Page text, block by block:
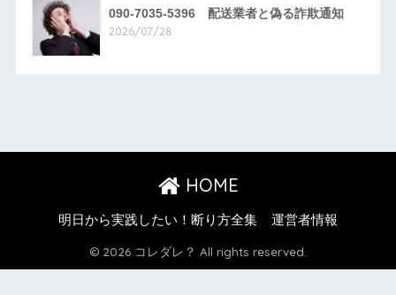
090-7035-5396 配送業者と偽る詐欺通知
2026/07/28
HOME
明日から実践したい！断り方全集 運営者情報
© 2026 コレダレ？ All rights reserved.